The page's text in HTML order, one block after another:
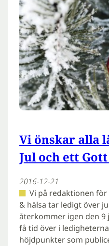
Vi önskar alla
Jul och ett
2016-12-21
Vi på redaktionen
& hälsa tar ledigt över
återkommer igen den 9
få tid över i
höjdpunkter som